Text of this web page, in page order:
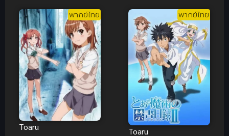
ภาค 2 (พากย์
ไทย)
พากย์ไทย
Toaru
พากย์ไทย
Toaru